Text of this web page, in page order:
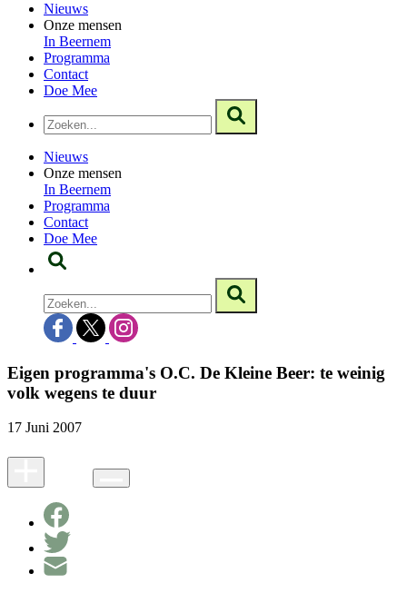
Nieuws
Onze mensen
In Beernem
Programma
Contact
Doe Mee
Nieuws
Onze mensen
In Beernem
Programma
Contact
Doe Mee
Eigen programma's O.C. De Kleine Beer: te weinig
volk wegens te duur
17 Juni 2007